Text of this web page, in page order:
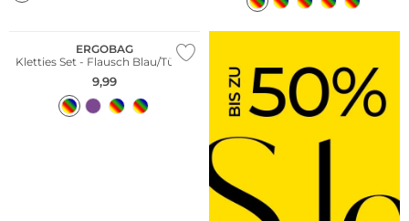
ERGOBAG
Kletties Set - Flausch Blau/Türkis
9,99